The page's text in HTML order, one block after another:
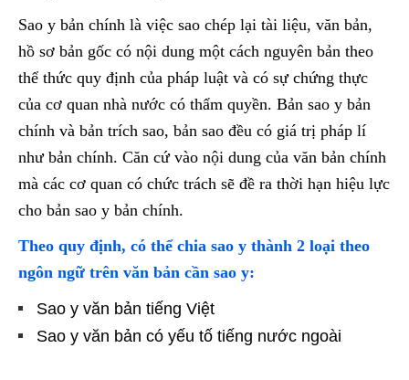
Sao y bản chính là việc sao chép lại tài liệu, văn bản,
hồ sơ bản gốc có nội dung một cách nguyên bản theo
thể thức quy định của pháp luật và có sự chứng thực
của cơ quan nhà nước có thẩm quyền. Bản sao y bản
chính và bản trích sao, bản sao đều có giá trị pháp lí
như bản chính. Căn cứ vào nội dung của văn bản chính
mà các cơ quan có chức trách sẽ đề ra thời hạn hiệu lực
cho bản sao y bản chính.
Theo quy định, có thể chia sao y thành 2 loại theo
ngôn ngữ trên văn bản cần sao y:
Sao y văn bản tiếng Việt
Sao y văn bản có yếu tố tiếng nước ngoài